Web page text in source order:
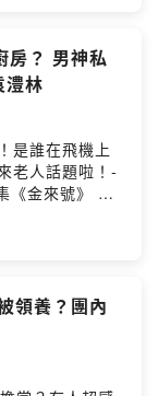
滿情書跟三
鋪白色床單？
不要撿！奧迪
的宣傳照？-喜
種你就抖內
合作洽詢
激罵揪某聊
房？ 男神私
澧林
是誰在飛機上
老人話題啦！-
《金來號》 👉
拿手菜紅燒雞
捐出去？
袁澧林：那
我五星評論～
作洽詢｜吉八
領養？團內